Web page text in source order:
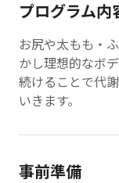
プログラム内
お尻や太もも・
かし理想的なボ
続けることで代
いきます。
事前準備